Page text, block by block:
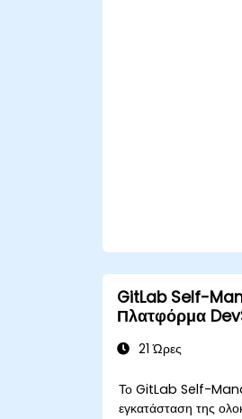
GitLab Self-
Πλατφόρμα
21 Ώρες
Το GitLab Self-
εγκατάσταση της